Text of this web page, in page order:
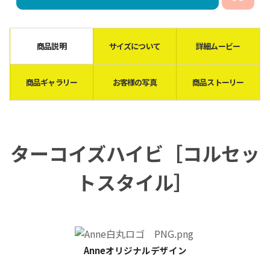
商品説明 サイズについて 詳細ムービー
商品ギャラリー お客様の写真 商品ストーリー
ターコイズハイビ［コルセッ
トスタイル］
Anneオリジナルデザイン